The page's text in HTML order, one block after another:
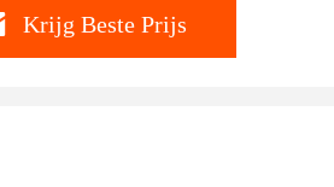
Krijg Beste Prijs